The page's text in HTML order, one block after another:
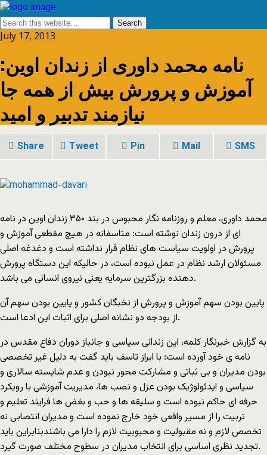
July 17, 2013
نامه محمد داوری از زندان اوین:
آموزش و پرورش بیش از همه جا
نیازمند تدبیر و امید
Share Tweet Pin Mail SMS
محمد داوری، معلم و روزنامه نگار محبوس در بند ۳۵۰ زندان اوین در نامه
ای از درون زندان نوشته است: متاسفانه در هیچ مقطعی آموزش و
پرورش در اولویت سیاست های نظام قرار نداشته است و دغدغه اصلی
مسئولان ارشد نظام در عمل نبوده است، در حالیکه این دستگاه پرورش
دهنده بزرگترین سرمایه یعنی نیروی انسانی می باشد.
پایین بودن سهم آموزش و پرورش از نخبگان کشور و پایین بودن سهم آن
از بودجه دو نشانه اصلی برای اثبات این ادعا است.
به گزارش خبرنگار کلمه، این زندانی سیاسی و جانباز دوران دفاع مقدس در
نامه ی خود آورده است: با ابراز تاسف باید گفت به دلیل غیر تخصصی
بودن مدیران و بی ثباتی و مشارکت محور نبودن و عدم شایسته سالاری و
سیاسی و ایدئولوژیک بودن عزل و نصب ها، مدیریت آموزشی با رویکرد
حرفه ای حاکم نبوده است و سلیقه ها و حب و بغض ها فرایند تعلیم و
تربیت را از مسیر واقعی خود خارج نموده است و مدیران انتصابی نه
تخصص لازم و نه مقبولیت و محبوبیت لازم را دارا می باشندبنابراین باید
تجدید نظری اساسی برای انتخاب مدیران در سطوح مختلف صورت گیرد.